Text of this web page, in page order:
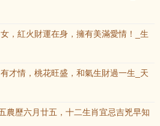
，紅火財運在身，擁有美滿愛情！_生
才情，桃花旺盛，和氣生財過一生_天
農歷六月廿五，十二生肖宜忌吉兇早知